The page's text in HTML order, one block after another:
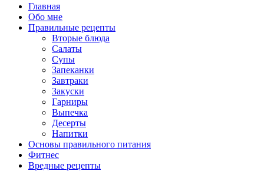
Главная
Обо мне
Правильные рецепты
Вторые блюда
Салаты
Супы
Запеканки
Завтраки
Закуски
Гарниры
Выпечка
Десерты
Напитки
Основы правильного питания
Фитнес
Вредные рецепты